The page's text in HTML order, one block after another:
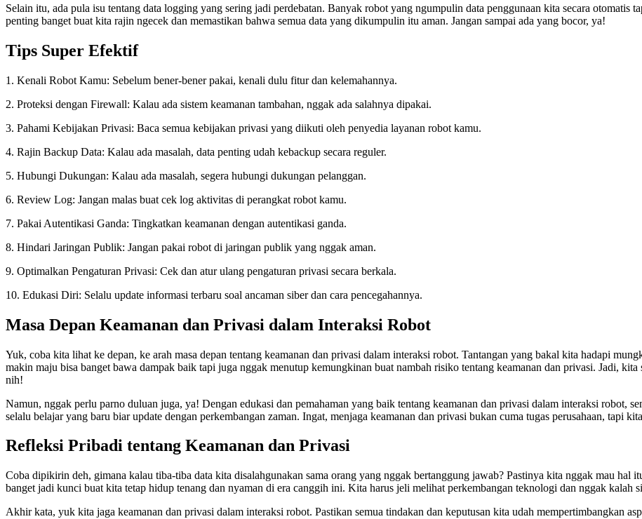
Selain itu, ada pula isu tentang data logging yang sering jadi perdebatan. Banyak robot yang ngumpulin data penggunaan kita secara otomatis
penting banget buat kita rajin ngecek dan memastikan bahwa semua data yang dikumpulin itu aman. Jangan sampai ada yang bocor, ya!
Tips Super Efektif
1. Kenali Robot Kamu: Sebelum bener-bener pakai, kenali dulu fitur dan kelemahannya.
2. Proteksi dengan Firewall: Kalau ada sistem keamanan tambahan, nggak ada salahnya dipakai.
3. Pahami Kebijakan Privasi: Baca semua kebijakan privasi yang diikuti oleh penyedia layanan robot kamu.
4. Rajin Backup Data: Kalau ada masalah, data penting udah kebackup secara reguler.
5. Hubungi Dukungan: Kalau ada masalah, segera hubungi dukungan pelanggan.
6. Review Log: Jangan malas buat cek log aktivitas di perangkat robot kamu.
7. Pakai Autentikasi Ganda: Tingkatkan keamanan dengan autentikasi ganda.
8. Hindari Jaringan Publik: Jangan pakai robot di jaringan publik yang nggak aman.
9. Optimalkan Pengaturan Privasi: Cek dan atur ulang pengaturan privasi secara berkala.
10. Edukasi Diri: Selalu update informasi terbaru soal ancaman siber dan cara pencegahannya.
Masa Depan Keamanan dan Privasi dalam Interaksi Robot
Yuk, coba kita lihat ke depan, ke arah masa depan tentang keamanan dan privasi dalam interaksi robot. Tantangan yang bakal kita hadapi
makin maju bisa banget bawa dampak baik tapi juga nggak menutup kemungkinan buat nambah risiko tentang keamanan dan privasi. Jadi, kita
nih!
Namun, nggak perlu parno duluan juga, ya! Dengan edukasi dan pemahaman yang baik tentang keamanan dan privasi dalam interaksi robot,
selalu belajar yang baru biar update dengan perkembangan zaman. Ingat, menjaga keamanan dan privasi bukan cuma tugas perusahaan, tapi
Refleksi Pribadi tentang Keamanan dan Privasi
Coba dipikirin deh, gimana kalau tiba-tiba data kita disalahgunakan sama orang yang nggak bertanggung jawab? Pastinya kita nggak mau hal
banget jadi kunci buat kita tetap hidup tenang dan nyaman di era canggih ini. Kita harus jeli melihat perkembangan teknologi dan nggak kalah
Akhir kata, yuk kita jaga keamanan dan privasi dalam interaksi robot. Pastikan semua tindakan dan keputusan kita udah mempertimbangkan